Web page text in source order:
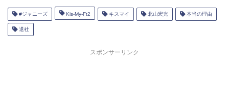
#ジャニーズ Kis-My-Ft2 キスマイ 北山宏光 本当の理由
退社
スポンサーリンク